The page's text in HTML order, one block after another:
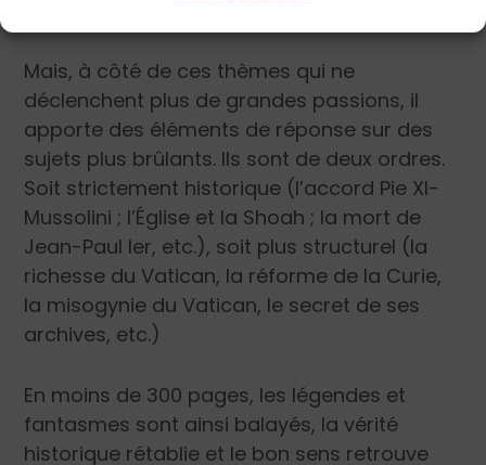
Mais, à côté de ces thèmes qui ne
déclenchent plus de grandes passions, il
apporte des éléments de réponse sur des
sujets plus brûlants. Ils sont de deux ordres.
Soit strictement historique (l’accord Pie XI-
Mussolini ; l’Église et la Shoah ; la mort de
Jean-Paul Ier, etc.), soit plus structurel (la
richesse du Vatican, la réforme de la Curie,
la misogynie du Vatican, le secret de ses
archives, etc.)
En moins de 300 pages, les légendes et
fantasmes sont ainsi balayés, la vérité
historique rétablie et le bon sens retrouve